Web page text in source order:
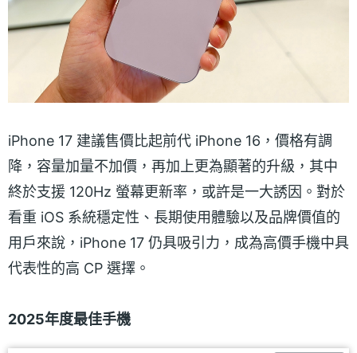
iPhone 17 建議售價比起前代 iPhone 16，價格有調
降，容量加量不加價，再加上更為顯著的升級，其中
終於支援 120Hz 螢幕更新率，或許是一大誘因。對於
看重 iOS 系統穩定性、長期使用體驗以及品牌價值的
用戶來說，iPhone 17 仍具吸引力，成為高價手機中具
代表性的高 CP 選擇。
2025年度最佳手機